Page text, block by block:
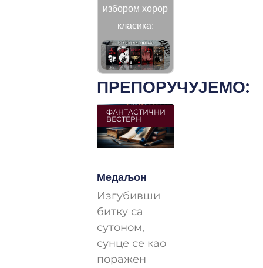
избором хорор
класика:
ПРЕПОРУЧУЈЕМО:
ФАНТАСТИЧНИ
ВЕСТЕРН
Медаљон
Изгубивши
битку са
сутоном,
сунце се као
поражен